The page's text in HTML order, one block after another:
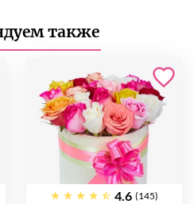
также
4.6 (145)